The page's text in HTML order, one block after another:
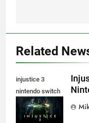
Related
injustice 3
nintendo switch